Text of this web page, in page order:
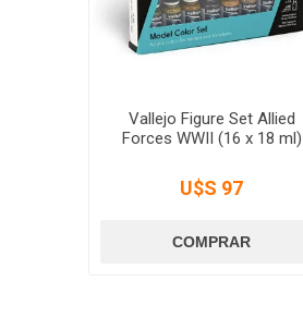
Vallejo Figure Set Allied
Forces WWII (16 x 18 ml)
U$S 97